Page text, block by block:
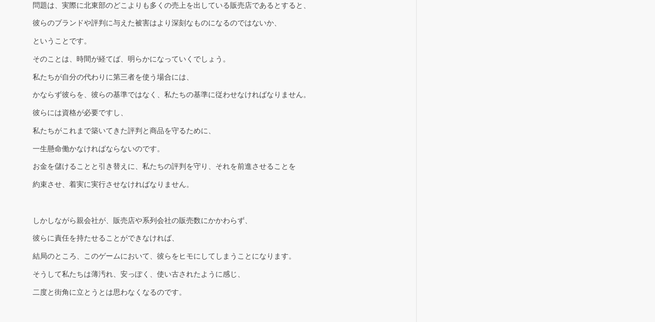
問題は、実際に北東部のどこよりも多くの売上を出している販売店であるとすると、
彼らのブランドや評判に与えた被害はより深刻なものになるのではないか、
ということです。
そのことは、時間が経てば、明らかになっていくでしょう。
私たちが自分の代わりに第三者を使う場合には、
かならず彼らを、彼らの基準ではなく、私たちの基準に従わせなければなりません。
彼らには資格が必要ですし、
私たちがこれまで築いてきた評判と商品を守るために、
一生懸命働かなければならないのです。
お金を儲けることと引き替えに、私たちの評判を守り、それを前進させることを
約束させ、着実に実行させなければなりません。
しかしながら親会社が、販売店や系列会社の販売数にかかわらず、
彼らに責任を持たせることができなければ、
結局のところ、このゲームにおいて、彼らをヒモにしてしまうことになります。
そうして私たちは薄汚れ、安っぽく、使い古されたように感じ、
二度と街角に立とうとは思わなくなるのです。